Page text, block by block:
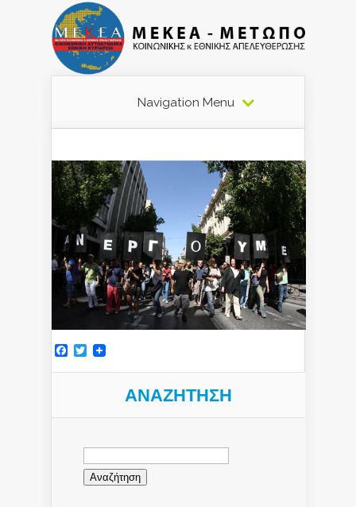
Navigation Menu
Facebook
Twitter
ΑΝΑΖΉΤΗΣΗ
Αναζήτηση